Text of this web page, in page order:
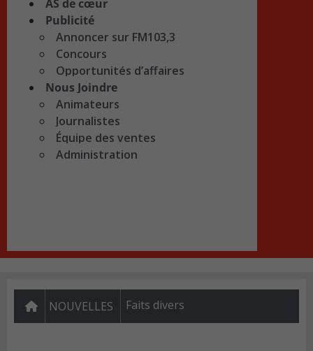
AS de cœur
Publicité
Annoncer sur FM103,3
Concours
Opportunités d’affaires
Nous Joindre
Animateurs
Journalistes
Équipe des ventes
Administration
NOUVELLES Faits divers